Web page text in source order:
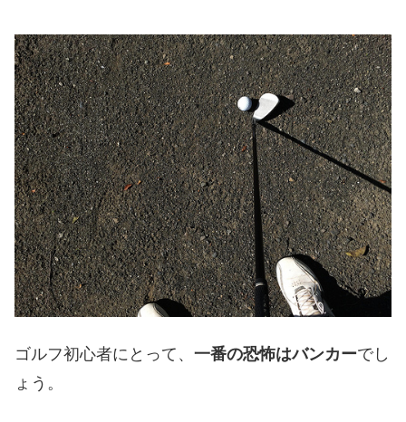
ゴルフ初心者にとって、 一番の恐怖はバンカーでし
ょう。